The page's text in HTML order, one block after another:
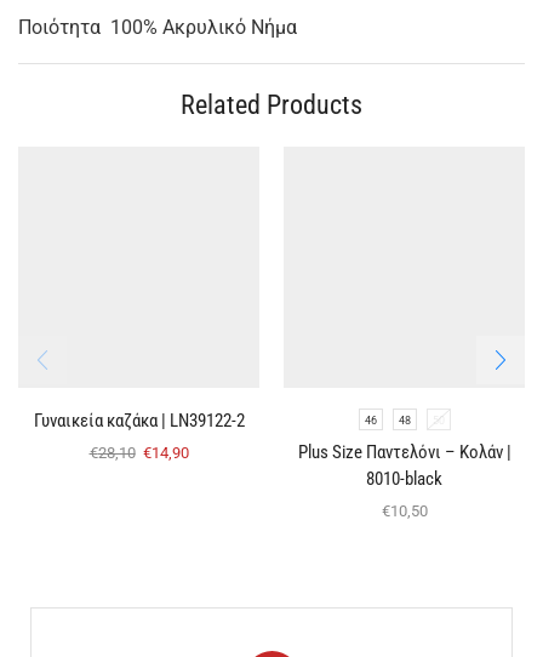
Ποιότητα 100% Ακρυλικό Nήμα
Related Products
Γυναικεία καζάκα | LN39122-2
€28,10 €14,90
46 48 50
Plus Size Παντελόνι – Κολάν |
8010-black
€10,50